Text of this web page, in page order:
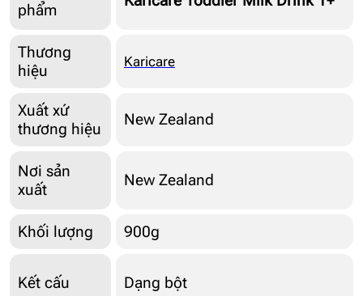
phẩm
Thương
hiệu
Karicare
Xuất xứ
thương hiệu
New Zealand
Nơi sản
xuất
New Zealand
Khối lượng 900g
Kết cấu Dạng bột